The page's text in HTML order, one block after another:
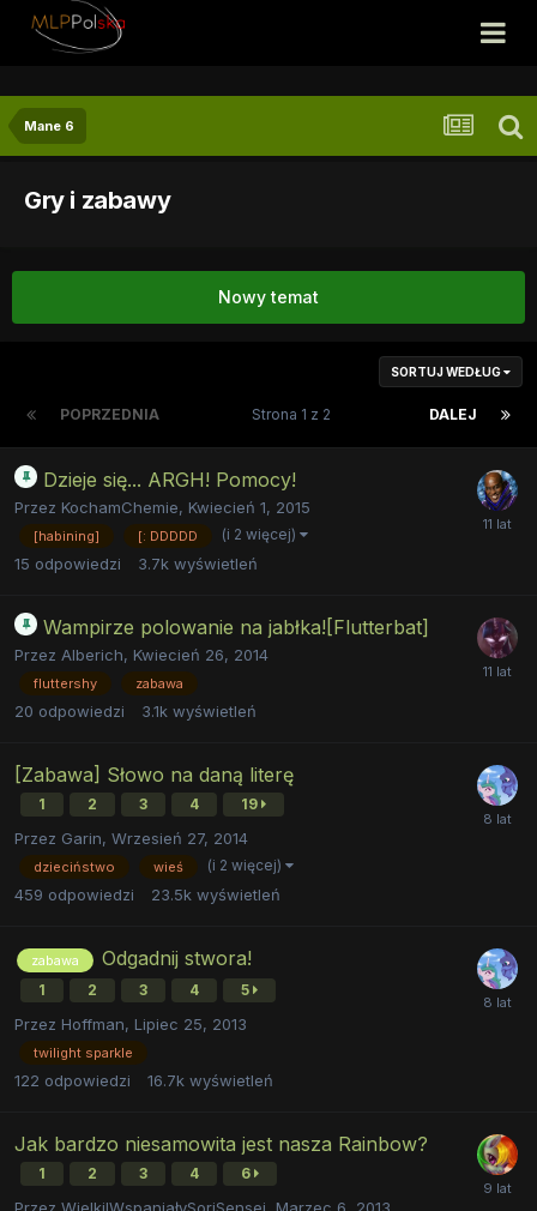
Mane 6
Gry i zabawy
Nowy temat
SORTUJ WEDŁUG
POPRZEDNIA DALEJ
Strona 1 z 2
Dzieje się... ARGH! Pomocy!
Przez KochamChemie, Kwiecień 1, 2015
[habining] [: DDDDD (i 2 więcej)
15 odpowiedzi 3.7k wyświetleń
Wampirze polowanie na jabłka![Flutterbat]
Przez Alberich, Kwiecień 26, 2014
fluttershy zabawa
20 odpowiedzi 3.1k wyświetleń
[Zabawa] Słowo na daną literę
1 2 3 4 19
Przez Garin, Wrzesień 27, 2014
dzieciństwo wieś (i 2 więcej)
459 odpowiedzi 23.5k wyświetleń
zabawa Odgadnij stwora!
1 2 3 4 5
Przez Hoffman, Lipiec 25, 2013
twilight sparkle
122 odpowiedzi 16.7k wyświetleń
Jak bardzo niesamowita jest nasza Rainbow?
1 2 3 4 6